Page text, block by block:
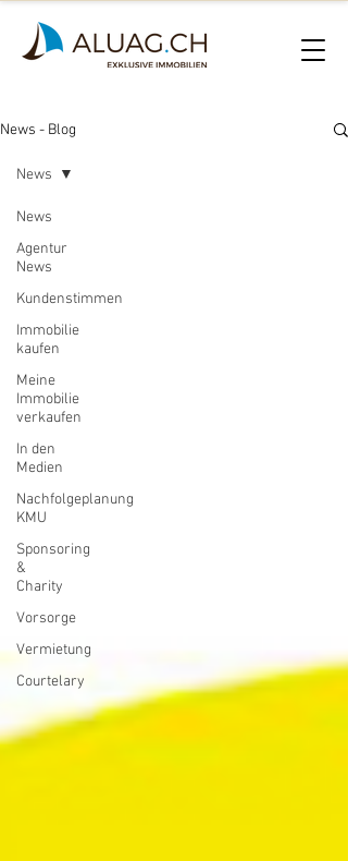
News - Blog
News
Agentur
News
Kundenstimmen
Immobilie
kaufen
Meine
Immobilie
verkaufen
In den
Medien
Nachfolgeplanung
KMU
Sponsoring
&
Charity
Vorsorge
Vermietung
Courtelary
News